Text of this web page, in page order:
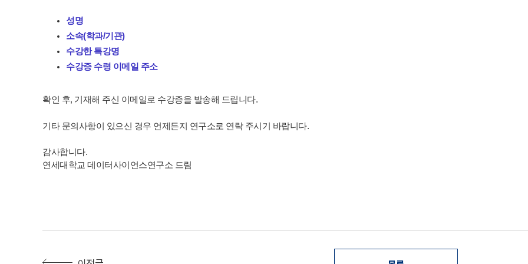
성명
소속(학과/기관)
수강한 특강명
수강증 수령 이메일 주소
확인 후, 기재해 주신 이메일로 수강증을 발송해 드립니다.
기타 문의사항이 있으신 경우 언제든지 연구소로 연락 주시기 바랍니다.
감사합니다.
연세대학교 데이터사이언스연구소 드림